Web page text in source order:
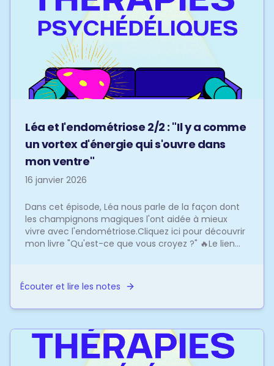
Léa et l'endométriose 2/2 : "Il y a comme
un vortex d'énergie qui s'ouvre dans
mon ventre"
16 janvier 2026
Dans cet épisode, Léa nous parle de la façon dont
les champignons magiques l'ont aidée à mieux
vivre avec l'endométriose.Cliquez ici pour découvrir
mon livre "Qu'est-ce que vous croyez ?" 🔥Le lien
Écouter et lire les notes